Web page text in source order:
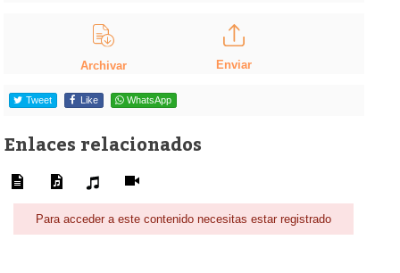
Archivar Enviar
Tweet Like WhatsApp
Enlaces relacionados
Para acceder a este contenido necesitas estar registrado